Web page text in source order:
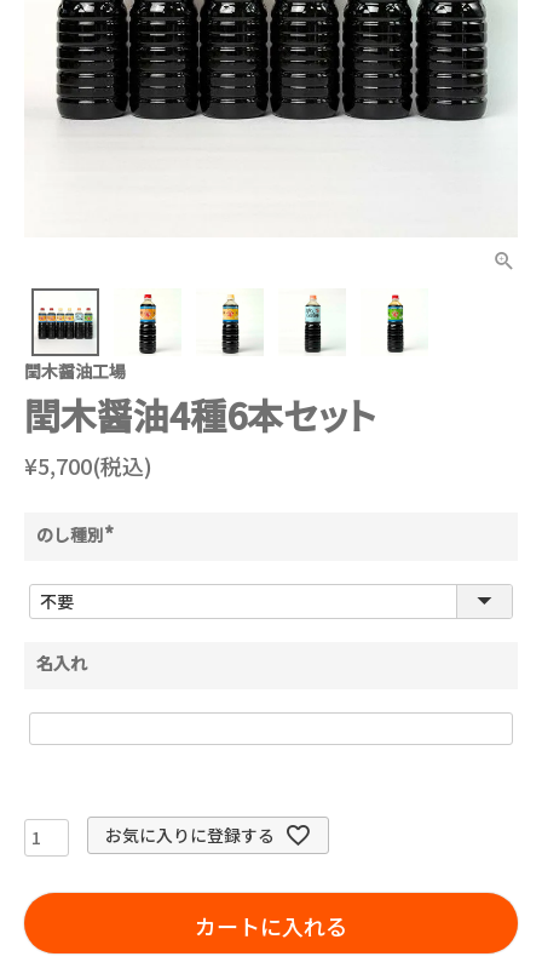
閏木醤油工場
閏木醤油4種6本セット
¥5,700(税込)
のし種別
須
名入れ
お気に入りに登録する
カートに入れる